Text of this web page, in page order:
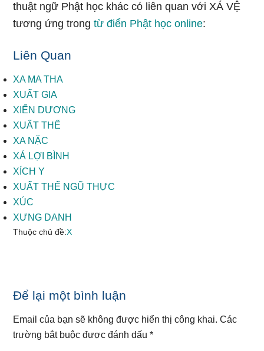
thuật ngữ Phật học khác có liên quan với XÁ VỆ
tương ứng trongtừ điển Phật học online:
Liên Quan
XA MA THA
XUẤT GIA
XIỂN DƯƠNG
XUẤT THẾ
XA NẶC
XÁ LỢI BÌNH
XÍCH Y
XUẤT THẾ NGŨ THỰC
XÚC
XƯNG DANH
Thuộc chủ đề:X
Reader
Interactions
Để lại một bình luận
Email của bạn sẽ không được hiển thị công khai. Các
trường bắt buộc được đánh dấu*